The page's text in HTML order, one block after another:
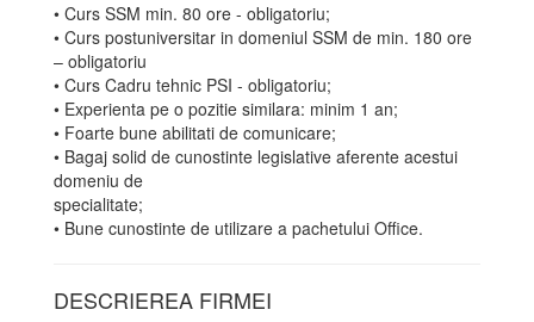
• Curs SSM min. 80 ore - obligatoriu;
• Curs postuniversitar in domeniul SSM de min. 180 ore
– obligatoriu
• Curs Cadru tehnic PSI - obligatoriu;
• Experienta pe o pozitie similara: minim 1 an;
• Foarte bune abilitati de comunicare;
• Bagaj solid de cunostinte legislative aferente acestui
domeniu de
specialitate;
• Bune cunostinte de utilizare a pachetului Office.
DESCRIEREA FIRMEI